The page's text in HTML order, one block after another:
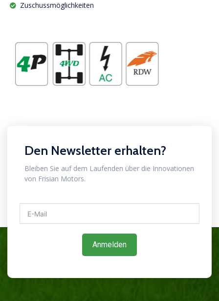
Zuschussmöglichkeiten
Den Newsletter erhalten?
Bleiben Sie auf dem Laufenden über die Innovationen
von Frisian Motors.
Anmelden